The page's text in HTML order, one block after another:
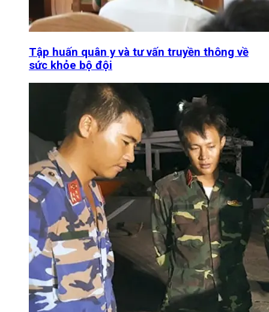
Tập huấn quân y và tư vấn truyền thông về
sức khỏe bộ đội